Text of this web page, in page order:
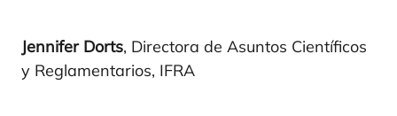
Jennifer Dorts, Directora de Asuntos Científicos
y Reglamentarios, IFRA